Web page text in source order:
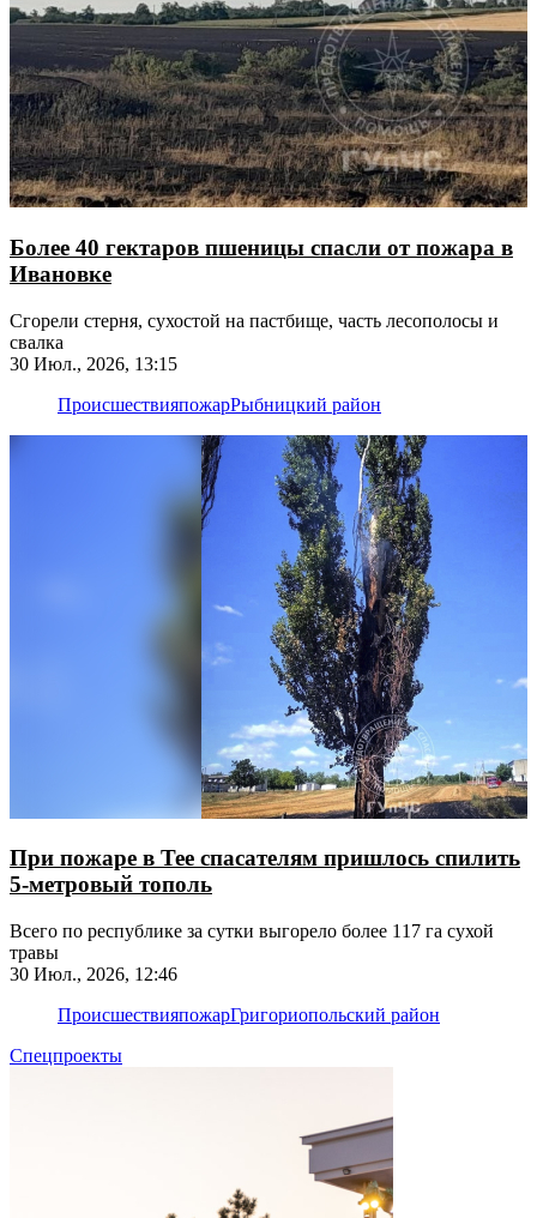
Более 40 гектаров пшеницы спасли от пожара в
Ивановке
Сгорели стерня, сухостой на пастбище, часть лесополосы и
свалка
30 Июл., 2026, 13:15
ПроисшествияпожарРыбницкий район
При пожаре в Тее спасателям пришлось спилить
5-метровый тополь
Всего по республике за сутки выгорело более 117 га сухой
травы
30 Июл., 2026, 12:46
ПроисшествияпожарГригориопольский район
Спецпроекты